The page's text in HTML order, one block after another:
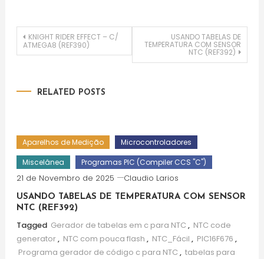
Navegação
artigos
KNIGHT RIDER EFFECT – C/
ATMEGA8 (REF390)
USANDO TABELAS DE
TEMPERATURA COM SENSOR
NTC (REF392)
RELATED POSTS
Aparelhos de Medição
Microcontroladores
Miscelânea
Programas PIC (Compiler CCS "C")
21 de Novembro de 2025 Claudio Larios
USANDO TABELAS DE TEMPERATURA COM SENSOR
NTC (REF392)
Tagged Gerador de tabelas em c para NTC , NTC code
generator, NTC com pouca flash , NTC_Fácil , PIC16F676 ,
Programa gerador de código c para NTC , tabelas para